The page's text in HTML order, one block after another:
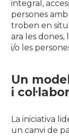
integral,
persones
troben en
ara les dones,
i/o les
Un
i
La iniciativa
un canvi de